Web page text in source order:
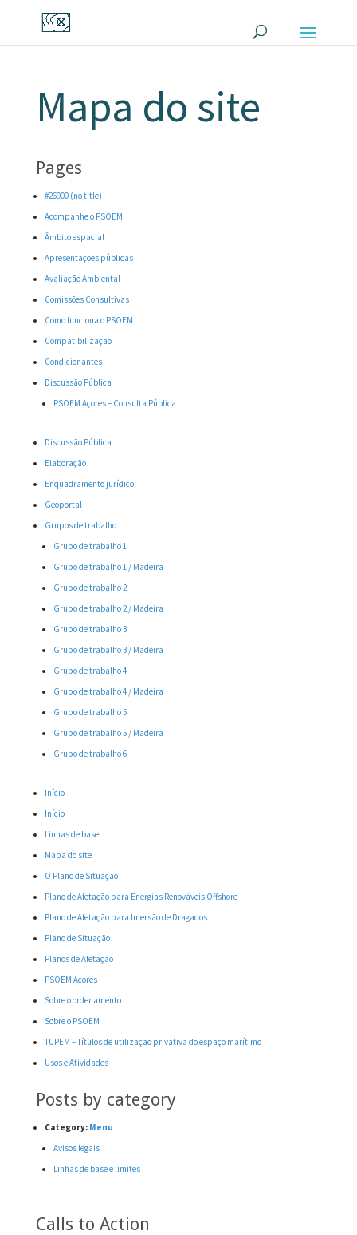
Mapa do site
Pages
#26900 (no title)
Acompanhe o PSOEM
Âmbito espacial
Apresentações públicas
Avaliação Ambiental
Comissões Consultivas
Como funciona o PSOEM
Compatibilização
Condicionantes
Discussão Pública
PSOEM Açores – Consulta Pública
Discussão Pública
Elaboração
Enquadramento jurídico
Geoportal
Grupos de trabalho
Grupo de trabalho 1
Grupo de trabalho 1 / Madeira
Grupo de trabalho 2
Grupo de trabalho 2 / Madeira
Grupo de trabalho 3
Grupo de trabalho 3 / Madeira
Grupo de trabalho 4
Grupo de trabalho 4 / Madeira
Grupo de trabalho 5
Grupo de trabalho 5 / Madeira
Grupo de trabalho 6
Início
Início
Linhas de base
Mapa do site
O Plano de Situação
Plano de Afetação para Energias Renováveis Offshore
Plano de Afetação para Imersão de Dragados
Plano de Situação
Planos de Afetação
PSOEM Açores
Sobre o ordenamento
Sobre o PSOEM
TUPEM – Títulos de utilização privativa do espaço marítimo
Usos e Atividades
Posts by category
Category: Menu
Avisos legais
Linhas de base e limites
Calls to Action